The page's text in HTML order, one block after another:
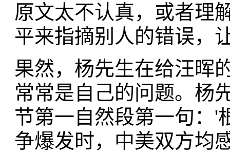
原文太不认真，或者理
平来指摘别人的错误，
果然，杨先生在给汪晖
常常是自己的问题。杨
节第一自然段第一句：'
争爆发时，中美双方均